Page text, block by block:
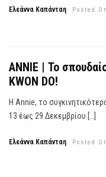
Ελεάννα Καπάνταη Posted
ANNIE | Το
KWON DO!
Η Annie, το
13 έως 29 Δεκεμβρίου […]
Ελεάννα Καπάνταη Posted